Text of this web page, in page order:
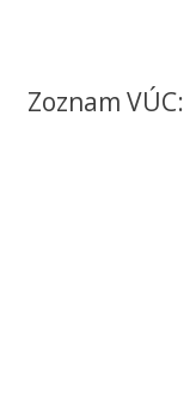
Zoznam VÚC: